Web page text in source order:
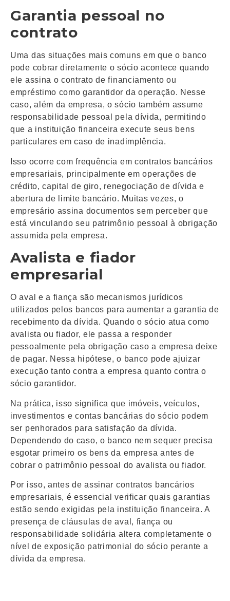
Garantia pessoal no
contrato
Uma das situações mais comuns em que o banco
pode cobrar diretamente o sócio acontece quando
ele assina o contrato de financiamento ou
empréstimo como garantidor da operação. Nesse
caso, além da empresa, o sócio também assume
responsabilidade pessoal pela dívida, permitindo
que a instituição financeira execute seus bens
particulares em caso de inadimplência.
Isso ocorre com frequência em contratos bancários
empresariais, principalmente em operações de
crédito, capital de giro, renegociação de dívida e
abertura de limite bancário. Muitas vezes, o
empresário assina documentos sem perceber que
está vinculando seu patrimônio pessoal à obrigação
assumida pela empresa.
Avalista e fiador
empresarial
O aval e a fiança são mecanismos jurídicos
utilizados pelos bancos para aumentar a garantia de
recebimento da dívida. Quando o sócio atua como
avalista ou fiador, ele passa a responder
pessoalmente pela obrigação caso a empresa deixe
de pagar. Nessa hipótese, o banco pode ajuizar
execução tanto contra a empresa quanto contra o
sócio garantidor.
Na prática, isso significa que imóveis, veículos,
investimentos e contas bancárias do sócio podem
ser penhorados para satisfação da dívida.
Dependendo do caso, o banco nem sequer precisa
esgotar primeiro os bens da empresa antes de
cobrar o patrimônio pessoal do avalista ou fiador.
Por isso, antes de assinar contratos bancários
empresariais, é essencial verificar quais garantias
estão sendo exigidas pela instituição financeira. A
presença de cláusulas de aval, fiança ou
responsabilidade solidária altera completamente o
nível de exposição patrimonial do sócio perante a
dívida da empresa.